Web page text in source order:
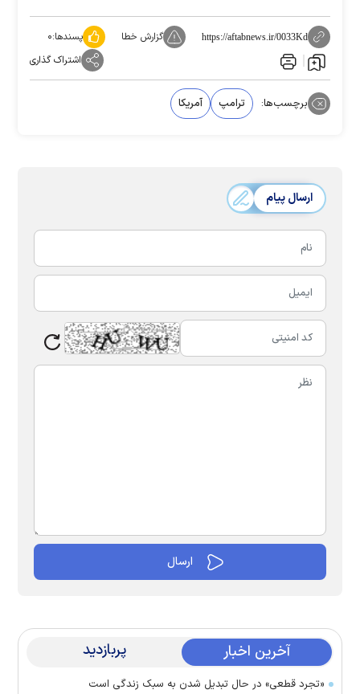
https://aftabnews.ir/0033Kd گزارش خطا پسندها:۰
اشتراک گذاری
برچسب‌ها: ترامپ آمریکا
ارسال پیام
آخرین اخبار پربازدید
«تجرد قطعی» در حال تبدیل شدن به سبک زندگی است